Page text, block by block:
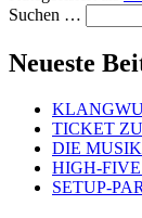
Suchen …
Neueste
TICKET
DIE
HIGH-
SETUP-